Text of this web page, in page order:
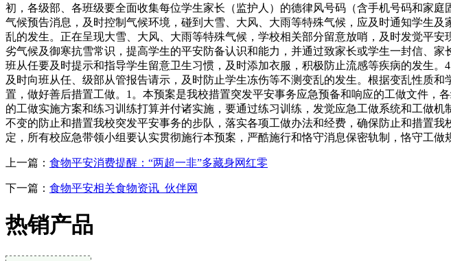
初，各级部、各班级要全面收集每位学生家长（监护人）的德律风号码（含手机号码和家
气候预告消息，及时控制气候环境，碰到大雪、大风、大雨等特殊气候，应及时通知学生
乱的发生。正在呈现大雪、大风、大雨等特殊气候，学校相关部分留意放哨，及时发觉平
劣气候及御寒抗雪常识，提高学生的平安防备认识和能力，并通过致家长或学生一封信、
班从任要及时提示和指导学生留意卫生习惯，及时添加衣服，积极防止流感等疾病的发生
及时向班从任、级部从管报告请示，及时防止学生冻伤等不测变乱的发生。根据变乱性质
置，做好善后措置工做。1。本预案是我校措置突发平安事务应急预备和响应的工做文件
的工做实施方案和练习训练打算并付诸实施，要通过练习训练，发觉应急工做系统和工做
不变的防止和措置我校突发平安事务的步队，落实各项工做办法和经费，确保防止和措置
定，所有校应急带领小组要认实贯彻施行本预案，严酷施行和恪守消息保密轨制，恪守工做
上一篇： 食物平安消费提醒：“两超一非”多藏身网红零
下一篇： 食物平安相关食物资讯_伙伴网
热销产品